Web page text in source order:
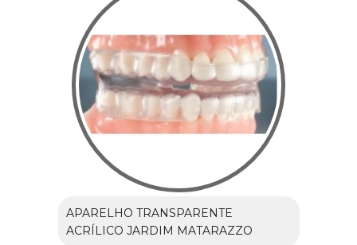
APARELHO TRANSPARENTE
ACRÍLICO JARDIM MATARAZZO